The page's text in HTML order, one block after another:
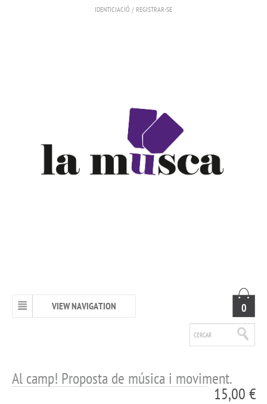
IDENTICIACIÓ / REGISTRAR-SE
VIEW NAVIGATION 0
Al camp! Proposta de música i moviment.
15,00 €